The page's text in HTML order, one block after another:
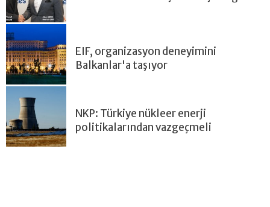
EIF, organizasyon deneyimini
Balkanlar'a taşıyor
NKP: Türkiye nükleer enerji
politikalarından vazgeçmeli